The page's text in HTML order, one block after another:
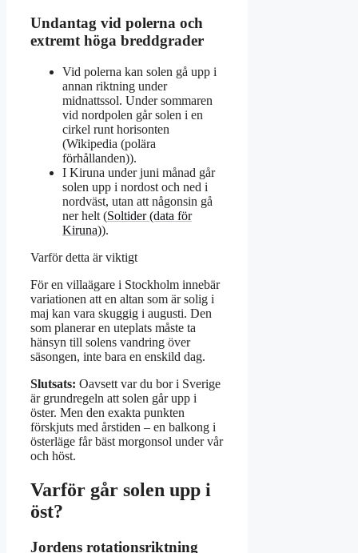
Undantag vid polerna och
extremt höga breddgrader
Vid polerna kan solen gå upp i
annan riktning under
midnattssol. Under sommaren
vid nordpolen går solen i en
cirkel runt horisonten
(Wikipedia (polära
förhållanden)).
I Kiruna under juni månad går
solen upp i nordost och ned i
nordväst, utan att någonsin gå
ner helt (Soltider (data för
Kiruna)).
Varför detta är viktigt
För en villaägare i Stockholm innebär
variationen att en altan som är solig i
maj kan vara skuggig i augusti. Den
som planerar en uteplats måste ta
hänsyn till solens vandring över
säsongen, inte bara en enskild dag.
Slutsats: Oavsett var du bor i Sverige
är grundregeln att solen går upp i
öster. Men den exakta punkten
förskjuts med årstiden – en balkong i
österläge får bäst morgonsol under vår
och höst.
Varför går solen upp i
öst?
Jordens rotationsriktning